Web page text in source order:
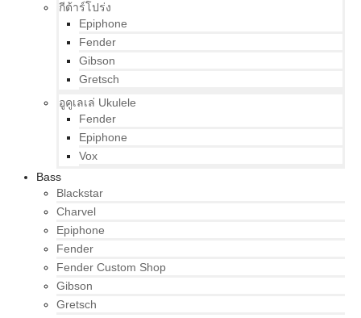
กีต้าร์โปร่ง
Epiphone
Fender
Gibson
Gretsch
อูคูเลเล่ Ukulele
Fender
Epiphone
Vox
Bass
Blackstar
Charvel
Epiphone
Fender
Fender Custom Shop
Gibson
Gretsch